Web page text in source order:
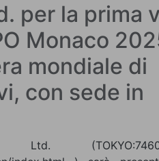
per la prima
Monaco
mondiale di
con sede in